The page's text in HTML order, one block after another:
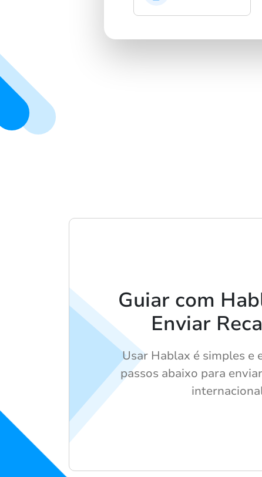
Guiar com
Enviar
Usar Hablax é simples e
passos abaixo para